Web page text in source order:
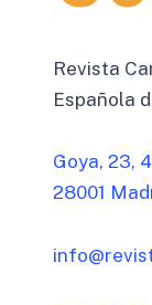
Revista
Española
Goya, 23,
28001